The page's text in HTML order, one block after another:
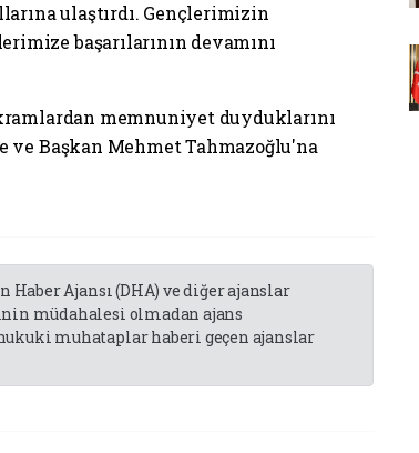
ulaştırdı. Gençlerimizin
başarılarının devamını
memnuniyet duyduklarını
ve Başkan Mehmet Tahmazoğlu'na
Haber Ajansı (DHA) ve diğer ajanslar
müdahalesi olmadan ajans
muhataplar haberi geçen ajanslar